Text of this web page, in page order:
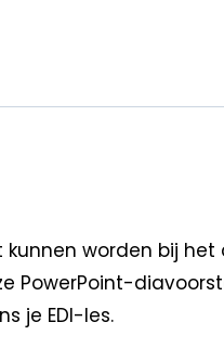
worden bij
PowerPoint-
je EDI-les.